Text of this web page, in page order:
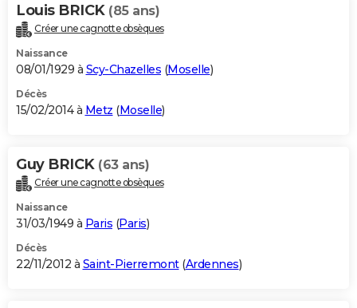
Louis BRICK (85 ans)
Créer une cagnotte obsèques
Naissance
08/01/1929 à Scy-Chazelles (Moselle)
Décès
15/02/2014 à Metz (Moselle)
Guy BRICK (63 ans)
Créer une cagnotte obsèques
Naissance
31/03/1949 à Paris (Paris)
Décès
22/11/2012 à Saint-Pierremont(Ardennes)